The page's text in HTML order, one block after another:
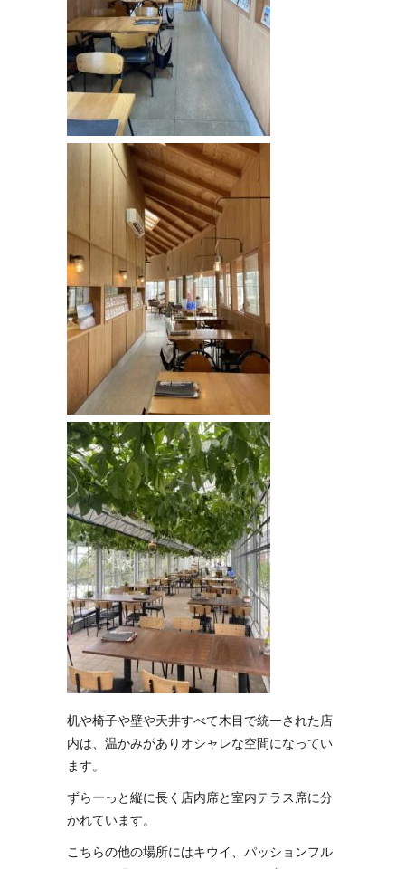
机や椅子や壁や天井すべて木目で統一された店
内は、温かみがありオシャレな空間になってい
ます。
ずらーっと縦に長く店内席と室内テラス席に分
かれています。
こちらの他の場所にはキウイ、パッションフル